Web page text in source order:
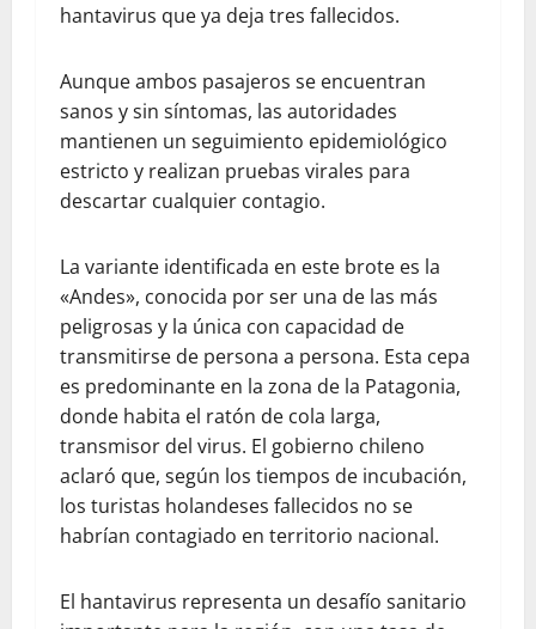
hantavirus que ya deja tres fallecidos.
Aunque ambos pasajeros se encuentran
sanos y sin síntomas, las autoridades
mantienen un seguimiento epidemiológico
estricto y realizan pruebas virales para
descartar cualquier contagio.
La variante identificada en este brote es la
«Andes», conocida por ser una de las más
peligrosas y la única con capacidad de
transmitirse de persona a persona. Esta cepa
es predominante en la zona de la Patagonia,
donde habita el ratón de cola larga,
transmisor del virus. El gobierno chileno
aclaró que, según los tiempos de incubación,
los turistas holandeses fallecidos no se
habrían contagiado en territorio nacional.
El hantavirus representa un desafío sanitario